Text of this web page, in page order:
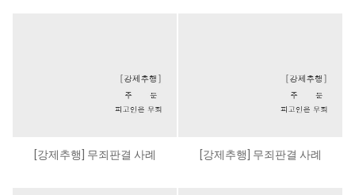
[강제추행] 무죄판결 사례 [강제추행] 무죄판결 사례